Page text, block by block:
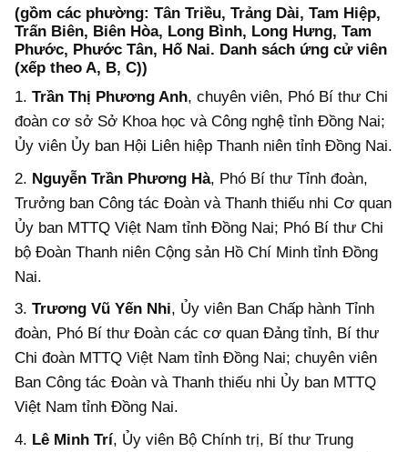
(gồm các phường: Tân Triều, Trảng Dài, Tam Hiệp,
Trấn Biên, Biên Hòa, Long Bình, Long Hưng, Tam
Phước, Phước Tân, Hố Nai. Danh sách ứng cử viên
(xếp theo A, B, C))
1. Trần Thị Phương Anh, chuyên viên, Phó Bí thư Chi
đoàn cơ sở Sở Khoa học và Công nghệ tỉnh Đồng Nai;
Ủy viên Ủy ban Hội Liên hiệp Thanh niên tỉnh Đồng Nai.
2. Nguyễn Trần Phương Hà, Phó Bí thư Tỉnh đoàn,
Trưởng ban Công tác Đoàn và Thanh thiếu nhi Cơ quan
Ủy ban MTTQ Việt Nam tỉnh Đồng Nai; Phó Bí thư Chi
bộ Đoàn Thanh niên Cộng sản Hồ Chí Minh tỉnh Đồng
Nai.
3. Trương Vũ Yến Nhi, Ủy viên Ban Chấp hành Tỉnh
đoàn, Phó Bí thư Đoàn các cơ quan Đảng tỉnh, Bí thư
Chi đoàn MTTQ Việt Nam tỉnh Đồng Nai; chuyên viên
Ban Công tác Đoàn và Thanh thiếu nhi Ủy ban MTTQ
Việt Nam tỉnh Đồng Nai.
4. Lê Minh Trí, Ủy viên Bộ Chính trị, Bí thư Trung